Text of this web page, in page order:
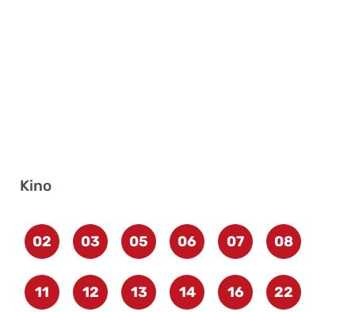
Kino
02 03 05 06 07 08
11 12 13 14 16 22